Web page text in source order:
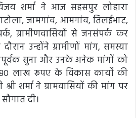
शर्मा ने आज सहसपुर लोहारा
जामगांव, आमगांव, तिलईभाट,
ग्रामीणवासियों से जनसंपर्क कर
उन्होंने ग्रामीणों मांग, समस्या
सुना और उनके अनेक मांगों को
लाख रूपए के विकास कार्यों की
शर्मा ने ग्रामवासियों की मांग पर
दी।